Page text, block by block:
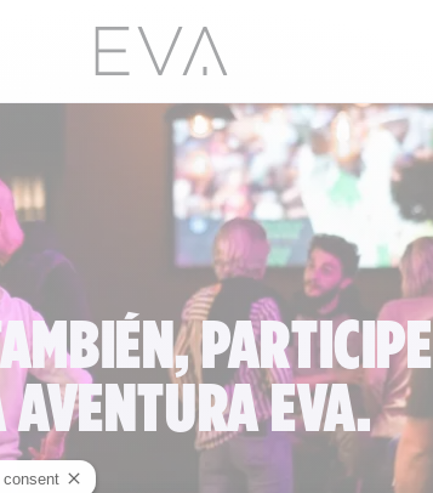
consent
AVENTURA EVA.